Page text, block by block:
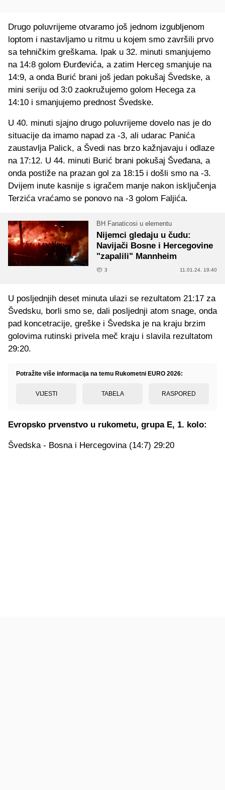
Drugo poluvrijeme otvaramo još jednom izgubljenom
loptom i nastavljamo u ritmu u kojem smo završili prvo
sa tehničkim greškama. Ipak u 32. minuti smanjujemo
na 14:8 golom Đurđevića, a zatim Herceg smanjuje na
14:9, a onda Burić brani još jedan pokušaj Švedske, a
mini seriju od 3:0 zaokružujemo golom Hecega za
14:10 i smanjujemo prednost Švedske.
U 40. minuti sjajno drugo poluvrijeme dovelo nas je do
situacije da imamo napad za -3, ali udarac Panića
zaustavlja Palick, a Švedi nas brzo kažnjavaju i odlaze
na 17:12. U 44. minuti Burić brani pokušaj Šveđana, a
onda postiže na prazan gol za 18:15 i došli smo na -3.
Dvijem inute kasnije s igračem manje nakon isključenja
Terzića vraćamo se ponovo na -3 golom Faljića.
BH Fanaticosi u elementu
Nijemci gledaju u čudu:
Navijači Bosne i Hercegovine
"zapalili" Mannheim
3 11.01.24. 19:40
U posljednjih deset minuta ulazi se rezultatom 21:17 za
Švedsku, borli smo se, dali posljednji atom snage, onda
pad koncetracije, greške i Švedska je na kraju brzim
golovima rutinski privela meč kraju i slavila rezultatom
29:20.
Potražite više informacija na temu Rukometni EURO 2026:
VIJESTI TABELA RASPORED
Evropsko prvenstvo u rukometu, grupa E, 1. kolo:
Švedska - Bosna i Hercegovina (14:7) 29:20